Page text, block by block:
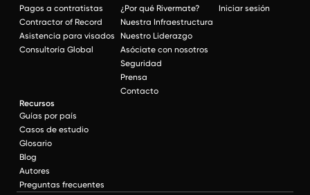
Pagos a contratistas
Contractor of Record
Asistencia para visados
Consultoría Global
¿Por qué Rivermate?
Nuestra Infraestructura
Nuestro Liderazgo
Asóciate con nosotros
Seguridad
Prensa
Contacto
Iniciar sesión
Recursos
Guías por país
Casos de estudio
Glosario
Blog
Autores
Preguntas frecuentes